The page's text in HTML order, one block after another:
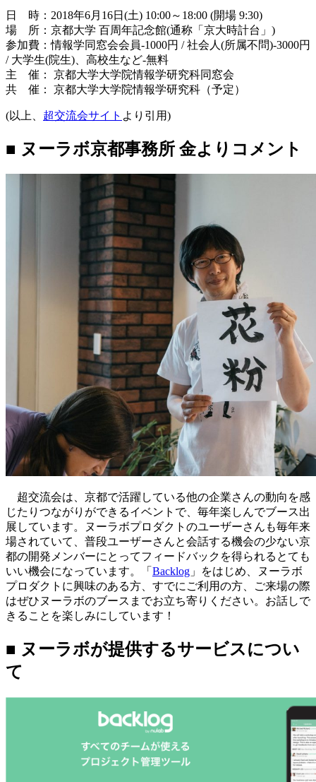
日 時：2018年6月16日(土) 10:00～18:00 (開場 9:30)
場 所：京都大学 百周年記念館(通称「京大時計台」)
参加費：情報学同窓会会員-1000円 / 社会人(所属不問)-3000円
/ 大学生(院生)、高校生など-無料
主 催： 京都大学大学院情報学研究科同窓会
共 催： 京都大学大学院情報学研究科（予定）
(以上、 超交流会サイト より引用)
■ ヌーラボ京都事務所 金よりコメント
超交流会は、京都で活躍している他の企業さんの動向を感
じたりつながりができるイベントで、毎年楽しんでブース出
展しています。ヌーラボプロダクトのユーザーさんも毎年来
場されていて、普段ユーザーさんと会話する機会の少ない京
都の開発メンバーにとってフィードバックを得られるとても
いい機会になっています。「 Backlog 」をはじめ、ヌーラボ
プロダクトに興味のある方、すでにご利用の方、ご来場の際
はぜひヌーラボのブースまでお立ち寄りください。お話しで
きることを楽しみにしています！
■ ヌーラボが提供するサービスについ
て